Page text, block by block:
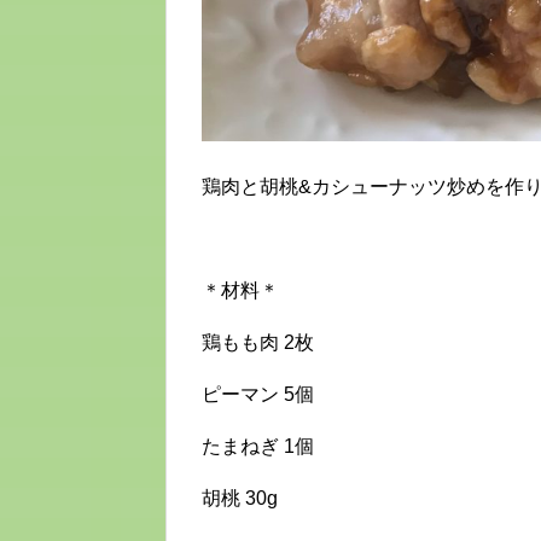
鶏肉と胡桃&カシューナッツ炒めを作
＊材料＊
鶏もも肉 2枚
ピーマン 5個
たまねぎ 1個
胡桃 30g